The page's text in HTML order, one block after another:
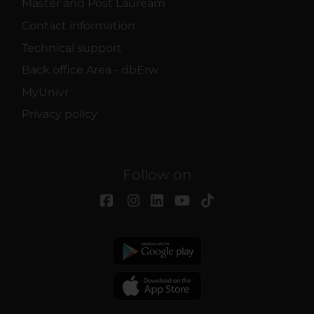
Master and Post Lauream
Contact information
Technical support
Back office Area - dbErw
MyUnivr
Privacy policy
Follow on